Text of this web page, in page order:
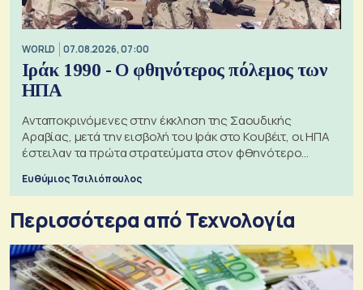
WORLD 07.08.2026, 07:00
Ιράκ 1990 - Ο φθηνότερος πόλεμος των
ΗΠΑ
Ανταποκρινόμενες στην έκκληση της Σαουδικής
Αραβίας, μετά την εισβολή του Ιράκ στο Κουβέιτ, οι ΗΠΑ
έστειλαν τα πρώτα στρατεύματα στον φθηνότερο
Ευθύμιος Τσιλιόπουλος
Περισσότερα από Τεχνολογία